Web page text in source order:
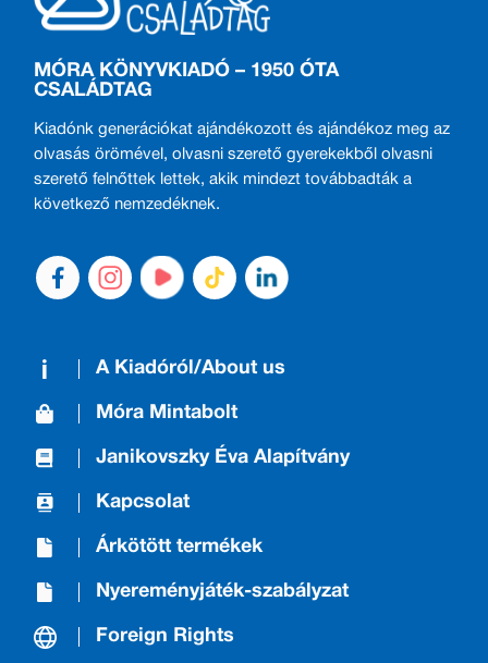
MÓRA KÖNYVKIADÓ – 1950 ÓTA
CSALÁDTAG
Kiadónk generációkat ajándékozott és ajándékoz meg az
olvasás örömével, olvasni szerető gyerekekből olvasni
szerető felnőttek lettek, akik mindezt továbbadták a
következő nemzedéknek.
A Kiadóról/About us
Móra Mintabolt
Janikovszky Éva Alapítvány
Kapcsolat
Árkötött termékek
Nyereményjáték-szabályzat
Foreign Rights